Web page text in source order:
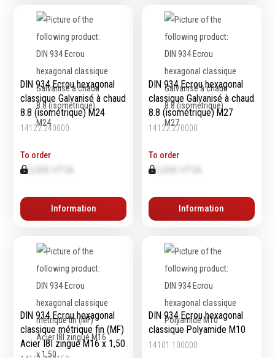
Protection intégrales
Kits antichutes
Vêtements de travail
Frein filet
Marquage & Peintures
Isolants
Etanchéité
Equipement
Levage & transport
Soudage & Matériel
haute température
Mobilier & rangement
Equipement electrique
Tuyauterie et hydraulique
Equipement
DIN 934 Ecrou hexagonal
classique Galvanisé à chaud
8.8 (isométrique) M24
14122.240000
To order
0,00€ HTVA
Information
DIN 934 Ecrou hexagonal
classique Galvanisé à chaud
8.8 (isométrique) M27
14122.270000
To order
Information
DIN 934 Ecrou hexagonal
classique métrique fin (MF)
Acier I8I zingué M16 x 1,50
DIN 934 Ecrou hexagonal
classique Polyamide M10
14101.100000